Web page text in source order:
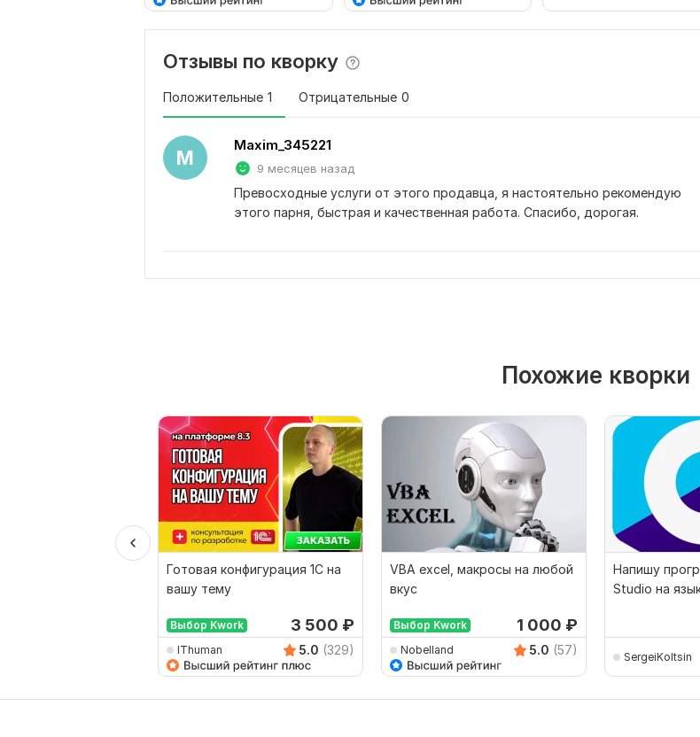
Отзывы по кворку
Положительные 1 Отрицательные 0
M
Maxim_345221
9 месяцев назад
Превосходные услуги от этого продавца, я настоятельно рекомендую
этого парня, быстрая и качественная работа. Спасибо, дорогая.
Похожие кворки
Готовая конфигурация 1С на
вашу тему
Выбор Kwork 3 500 ₽
IThuman 5.0 (329)
VBA excel, макросы на любой
вкус
Выбор Kwork 1 000 ₽
Nobelland 5.0 (57)
Напишу
Studio на
SergeiKoltsin